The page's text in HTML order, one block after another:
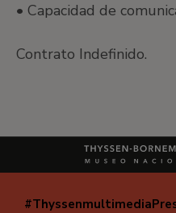
• Capacidad de
Contrato Indefinido.
Navegación
#Thyssenmultimedia